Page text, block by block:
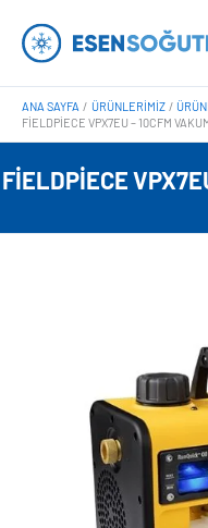
atla
ANA SAYFA ÜRÜNLERIMIZ
FIELDPIECE VPX7EU – 10CFM
FIELDPIECE